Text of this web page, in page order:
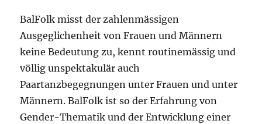
BalFolk misst der zahlenmässigen
Ausgeglichenheit von Frauen und Männern
keine Bedeutung zu, kennt routinemässig und
völlig unspektakulär auch
Paartanzbegegnungen unter Frauen und unter
Männern. BalFolk ist so der Erfahrung von
Gender-Thematik und der Entwicklung einer